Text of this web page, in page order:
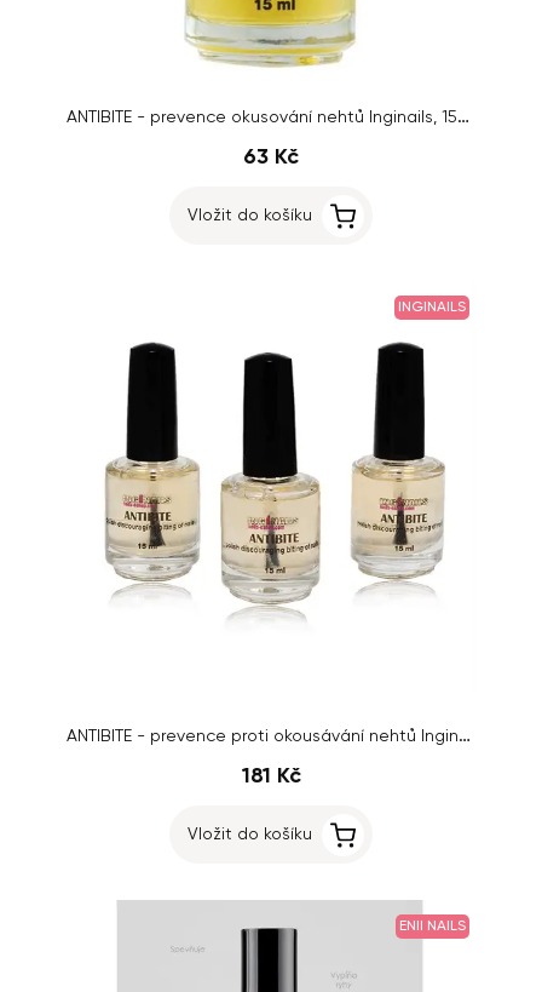
ANTIBITE - prevence okusování nehtů Inginails, 15ml
63 Kč
Vložit do košíku
INGINAILS
ANTIBITE - prevence proti okousávání nehtů Inginails, 3 ks
181 Kč
Vložit do košíku
ENII NAILS